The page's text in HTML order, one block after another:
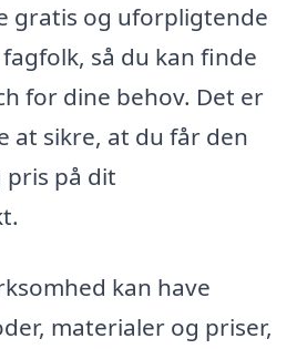
gratis og uforpligtende
så du kan finde
for dine behov. Det er
at sikre, at du får den
på dit
kan have
materialer og priser,